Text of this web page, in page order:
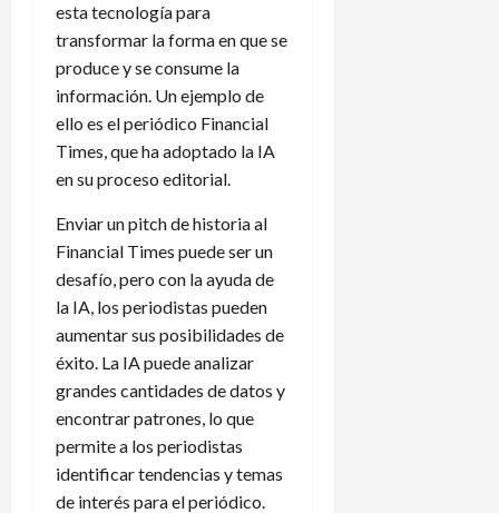
esta tecnología para
transformar la forma en que se
produce y se consume la
información. Un ejemplo de
ello es el periódico Financial
Times, que ha adoptado la IA
en su proceso editorial.
Enviar un pitch de historia al
Financial Times puede ser un
desafío, pero con la ayuda de
la IA, los periodistas pueden
aumentar sus posibilidades de
éxito. La IA puede analizar
grandes cantidades de datos y
encontrar patrones, lo que
permite a los periodistas
identificar tendencias y temas
de interés para el periódico.